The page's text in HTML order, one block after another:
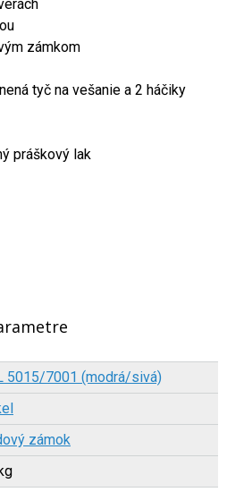
zámkom
tyč na vešanie a 2 háčiky
práškový lak
5015/7001 (modrá/sivá)
zámok